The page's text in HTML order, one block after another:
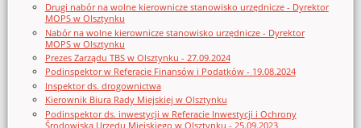
Drugi nabór na wolne kierownicze stanowisko urzędnicze - Dyrektor
MOPS w Olsztynku
Nabór na wolne kierownicze stanowisko urzędnicze - Dyrektor
MOPS w Olsztynku
Prezes Zarządu TBS w Olsztynku - 27.09.2024
Podinspektor w Referacie Finansów i Podatków - 19.08.2024
Inspektor ds. drogownictwa
Kierownik Biura Rady Miejskiej w Olsztynku
Podinspektor ds. inwestycji w Referacie Inwestycji i Ochrony
Środowiska Urzędu Miejskiego w Olsztynku - 25.09.2023